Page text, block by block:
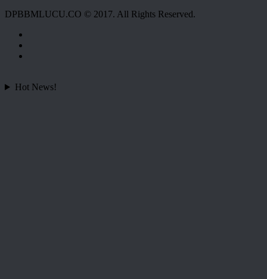
DPBBMLUCU.CO © 2017. All Rights Reserved.
Hot News!